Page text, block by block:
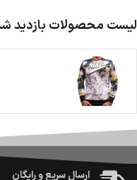
لیست محصولات بازدید
ضمانت اصالت کالا
گارانتی معتبر برای
ارسال سریع و رایگان